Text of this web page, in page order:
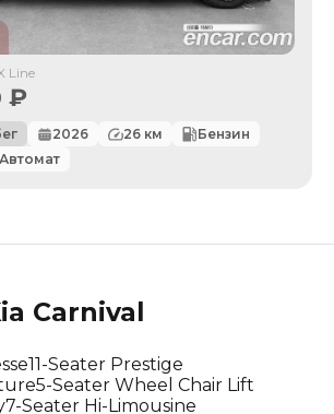
Line
₽
2026 26 км
Бензин
Автомат
Carnival
11-Seater Prestige
5-Seater Wheel Chair Lift
7-Seater Hi-Limousine